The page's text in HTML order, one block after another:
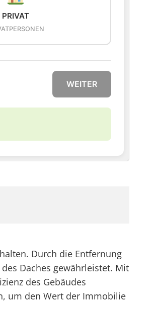
PRIVAT
WEITER
Durch die Entfernung
Daches gewährleistet. Mit
des Gebäudes
um den Wert der Immobilie